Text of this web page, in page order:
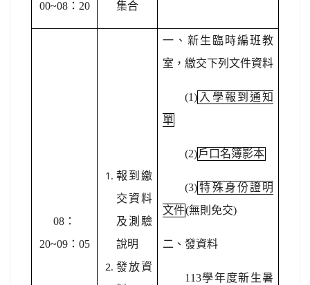
00~08：20
集合
08 ：
20~09：05
報到繳
交資料
及測驗
說明
發放資
一、新生臨時編班教
室，繳交下列文件資料
(1) 入學報到通知
單
(2)戶口名簿影本
(3)特殊身份證明
文件(無則免交)
二、發資料
113學年度新生暑